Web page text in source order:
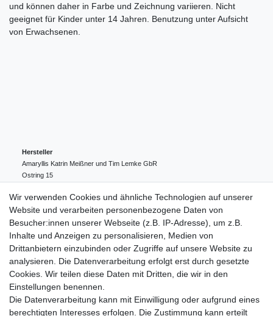
und können daher in Farbe und Zeichnung variieren. Nicht
geeignet für Kinder unter 14 Jahren. Benutzung unter Aufsicht
von Erwachsenen.
Hersteller
Amaryllis Katrin Meißner und Tim Lemke GbR
Ostring 15
004943548099856
amaryllis-eckernfoerde@t-online.de
EU-Verantwortlicher
Amaryllis Katrin Meißner und Tim Lemke GbR
Ostring
15
004943548099856
amaryllis-eckernfoerde@t-online.de
Wir verwenden Cookies und ähnliche Technologien auf unserer
Website und verarbeiten personenbezogene Daten von
Besucher:innen unserer Webseite (z.B. IP-Adresse), um z.B.
Inhalte und Anzeigen zu personalisieren, Medien von
Drittanbietern einzubinden oder Zugriffe auf unsere Website zu
analysieren. Die Datenverarbeitung erfolgt erst durch gesetzte
Cookies. Wir teilen diese Daten mit Dritten, die wir in den
Einstellungen benennen.
Die Datenverarbeitung kann mit Einwilligung oder aufgrund eines
berechtigten Interesses erfolgen. Die Zustimmung kann erteilt